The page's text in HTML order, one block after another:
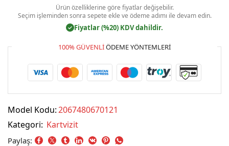
Ürün özelliklerine göre fiyatlar değişebilir.
Seçim işleminden sonra sepete ekle ve ödeme adımı ile devam edin.
✓ Fiyatlar (%20) KDV dahildir.
100% GÜVENLIÖDEME YÖNTEMLERI
Model Kodu:2067480670121
Kategori: Kartvizit
Paylaş: